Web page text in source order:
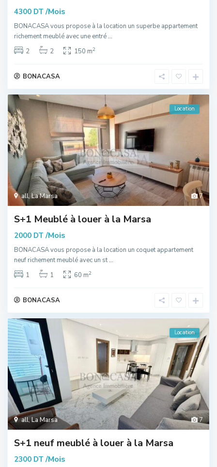
4300 DT /Mois
BONACASA vous propose à la location un superbe appartement
richement meublé avec une entré...
2
2 150 m2
BONACASA
7
all,La Marsa
Location
S+1 Meublé à louer à la Marsa
2000 DT /Mois
BONACASA vous propose à la location un coquet appartement
neuf richement meublé avec un st...
1
1 60 m2
BONACASA
7
all,La Marsa
Location
S+1 neuf meublé à louer à la Marsa
2300 DT /Mois